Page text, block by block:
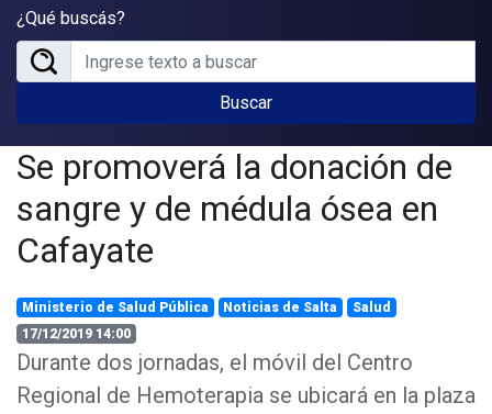
¿Qué buscás?
Buscar
Se promoverá la donación de
sangre y de médula ósea en
Cafayate
Ministerio de Salud Pública Noticias de Salta
Salud
17/12/2019 14:00
Durante dos jornadas, el móvil del Centro
Regional de Hemoterapia se ubicará en la plaza